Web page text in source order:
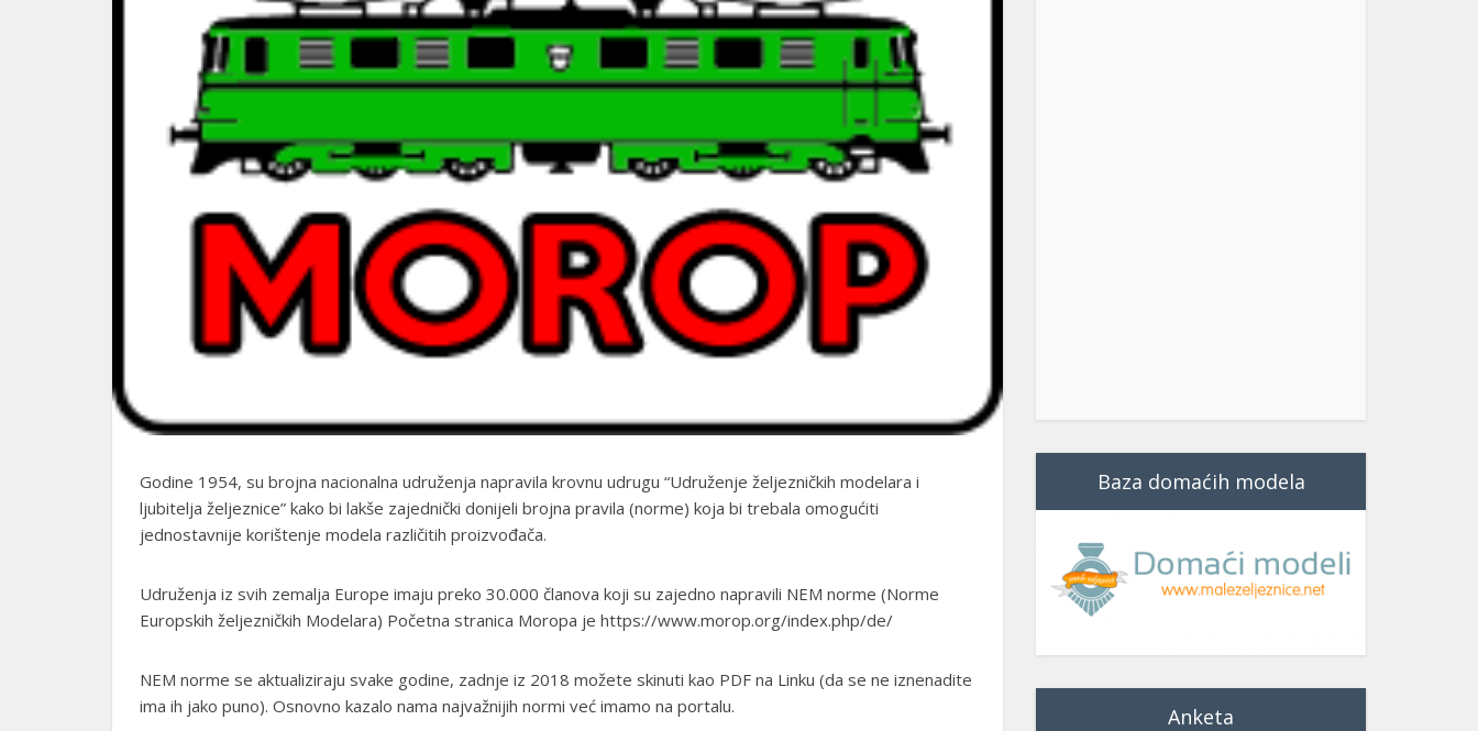
Godine 1954, su brojna nacionalna udruženja napravila krovnu udrugu “Udruženje željezničkih modelara i
ljubitelja željeznice” kako bi lakše zajednički donijeli brojna pravila (norme) koja bi trebala omogućiti
jednostavnije korištenje modela različitih proizvođača.
Udruženja iz svih zemalja Europe imaju preko 30.000 članova koji su zajedno napravili NEM norme (Norme
Europskih željezničkih Modelara) Početna stranica Moropa je https://www.morop.org/index.php/de/
NEM norme se aktualiziraju svake godine, zadnje iz 2018 možete skinuti kao PDF na Linku (da se ne iznenadite
ima ih jako puno). Osnovno kazalo nama najvažnijih normi već imamo na portalu.
Baza domaćih modela
Anketa